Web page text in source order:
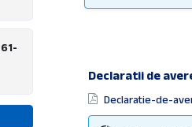
Despre Primărie
Declaratii de
Documente
Declaratie-de-